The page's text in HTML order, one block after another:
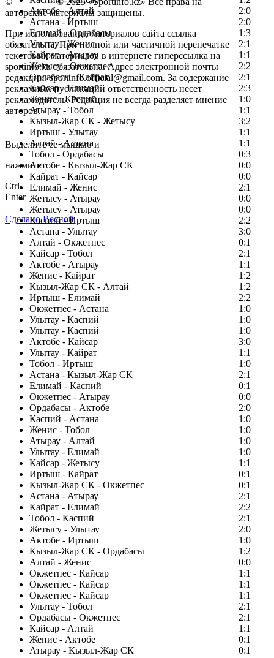
Актобе - Алтай
2:0
Астана - Иртыш
2:0
Елимай - Ордабасы
1:3
Улытау - Женис
2:1
Кайрат - Атырау
1:1
Жетысу - Окжетпес
2:2
Ордабасы - Кайрат
2:1
Кайсар - Елимай
2:3
Женис - Каспий
1:0
Атырау - Тобол
1:1
Кызыл-Жар СК - Жетысу
3:2
Иртыш - Улытау
1:1
Алтай - Астана
1:1
Тобол - Ордабасы
0:3
Актобе - Кызыл-Жар СК
0:0
Кайрат - Кайсар
0:0
Елимай - Женис
2:1
Жетысу - Атырау
0:0
Жетысу - Атырау
0:0
Каспий - Иртыш
2:2
Астана - Улытау
3:0
Алтай - Окжетпес
0:1
Кайсар - Тобол
2:1
Актобе - Атырау
1:1
Женис - Кайрат
1:2
Кызыл-Жар СК - Алтай
1:2
Иртыш - Елимай
2:2
Окжетпес - Астана
1:0
Улытау - Каспий
1:0
Улытау - Каспий
1:0
Актобе - Кайсар
3:0
Улытау - Кайрат
1:1
Тобол - Иртыш
1:0
Астана - Кызыл-Жар СК
2:1
Елимай - Каспий
0:1
Окжетпес - Атырау
0:0
Ордабасы - Актобе
2:0
Каспий - Астана
1:0
Женис - Тобол
1:0
Атырау - Алтай
1:0
Улытау - Елимай
1:0
Кайсар - Жетысу
1:1
Иртыш - Кайрат
0:1
Кызыл-Жар СК - Окжетпес
0:1
Астана - Атырау
2:1
Кайрат - Елимай
2:2
Тобол - Каспий
2:1
Жетысу - Улытау
2:0
Актобе - Иртыш
1:0
Кызыл-Жар СК - Ордабасы
1:2
Алтай - Женис
0:0
Окжетпес - Кайсар
1:1
Окжетпес - Кайсар
1:1
Окжетпес - Кайсар
1:1
Улытау - Тобол
2:1
Ордабасы - Окжетпес
2:1
Кайсар - Алтай
1:1
Женис - Актобе
0:1
Атырау - Кызыл-Жар СК
0:1
авторские материалы защищены.
При использовании материалов сайта ссылка
обязательна. При полной или частичной перепечатке
текстовых материалов в интернете гиперссылка на
sportinfo.kz обязательна. Адрес электронной почты
редакции: sportinfo.official@gmail.com. За содержание
рекламных публикаций ответственность несет
рекламодатель. Редакция не всегда разделяет мнение
авторов.
Заметили ошибку в тексте?
Выделите ее мышью и
нажмите
Ctrl
Enter
Сделано Весной